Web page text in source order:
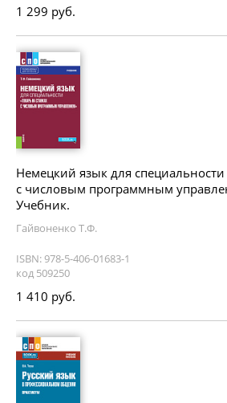
1 299 руб.
Немецкий язык для специальности
с числовым программным
Учебник.
Гайвоненко Т.Ф.
ISBN: 978-5-406-01683-1
код 509250
1 410 руб.